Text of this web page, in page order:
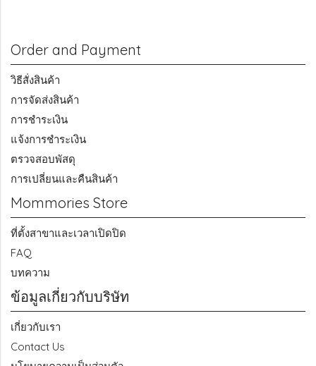
Order and Payment
วิธีสั่งสินค้า
การจัดส่งสินค้า
การชำระเงิน
แจ้งการชำระเงิน
ตรวจสอบพัสดุ
การเปลี่ยนและคืนสินค้า
Mommories Store
ที่ตั้งสาขาและเวลาเปิดปิด
FAQ
บทความ
ข้อมูลเกี่ยวกับบริษัท
เกี่ยวกับเรา
Contact Us